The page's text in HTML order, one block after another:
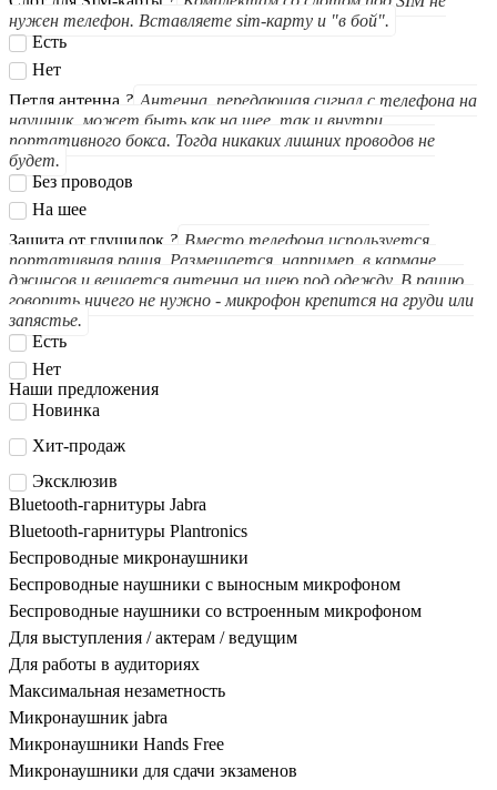
нужен телефон. Вставляете sim-карту и "в бой".
Есть
Нет
Петля антенна ? Антенна, передающая сигнал с телефона на
наушник, может быть как на шее, так и внутри
портативного бокса. Тогда никаких лишних проводов не
будет.
Без проводов
На шее
Защита от глушилок ? Вместо телефона используется
портативная рация. Размещается, например, в кармане
джинсов и вешается антенна на шею под одежду. В рацию
говорить ничего не нужно - микрофон крепится на груди или
запястье.
Есть
Нет
Наши предложения
Новинка
Хит-продаж
Эксклюзив
Bluetooth-гарнитуры Jabra
Bluetooth-гарнитуры Plantronics
Беспроводные микронаушники
Беспроводные наушники с выносным микрофоном
Беспроводные наушники со встроенным микрофоном
Для выступления / актерам / ведущим
Для работы в аудиториях
Максимальная незаметность
Микронаушник jabra
Микронаушники Hands Free
Микронаушники для сдачи экзаменов